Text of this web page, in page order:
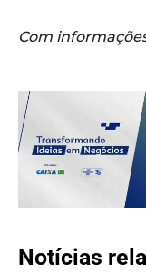
Com
Notícias